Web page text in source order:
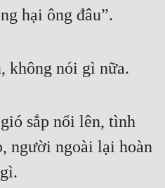
hại ông đâu”.
không nói gì nữa.
sắp nổi lên, tình
người ngoài lại hoàn